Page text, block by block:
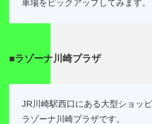
車場をピックアップしてみます。
■ラゾーナ川崎プラザ
JR川崎駅西口にある大型ショッピ
ラゾーナ川崎プラザです。